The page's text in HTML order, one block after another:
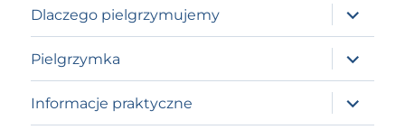
Dlaczego pielgrzymujemy
expand
child
menu
Pielgrzymka
expand
child
menu
Informacje praktyczne
expand
child
menu